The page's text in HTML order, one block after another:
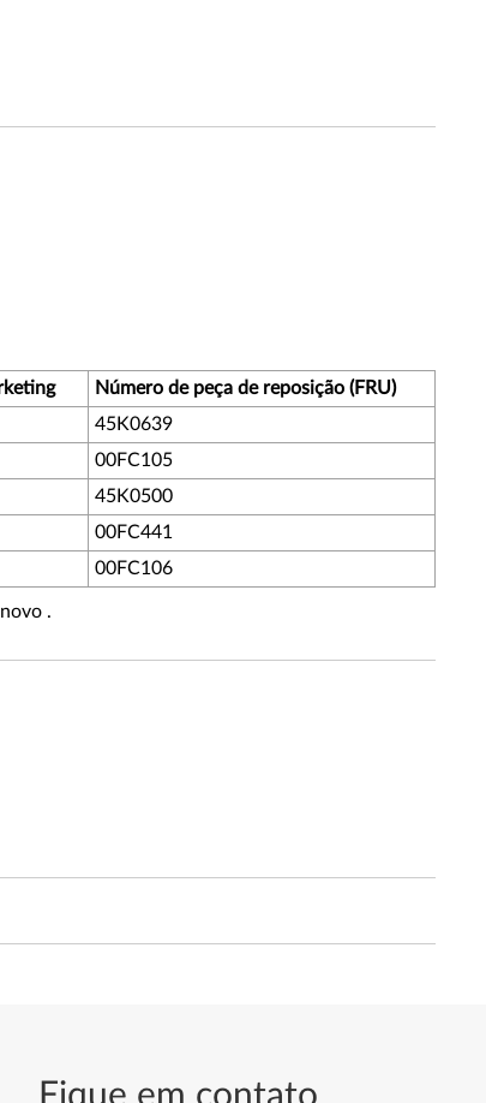
Número de peça de reposição (FRU)
45K0639
00FC105
45K0500
00FC441
00FC106
.
Fique em contato